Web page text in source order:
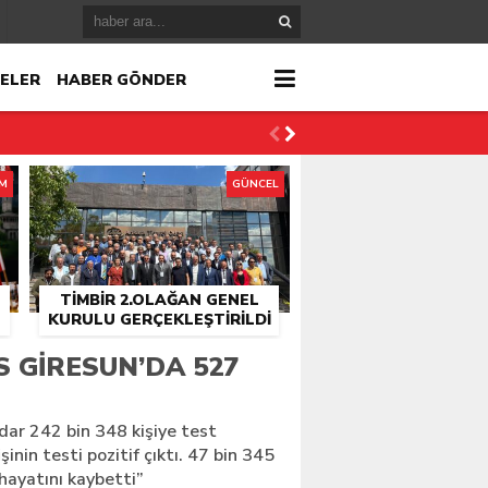
HABER GÖNDER
TİMBİR 2.OLAĞAN GENEL
KURULU GERÇEKLEŞTIRILDI
GÜNCEL
GIRESUN’DA 527
242 bin 348 kişiye test
testi pozitif çıktı. 47 bin 345
kaybetti”